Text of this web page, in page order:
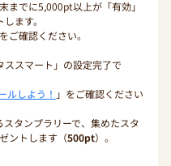
までに5,000pt以上が「有効」
ます。
ご確認ください。
ススマート」の設定完了で
ルしよう！ 」をご確認ください
スタンプラリーで、集めたスタ
ントします（500pt）。